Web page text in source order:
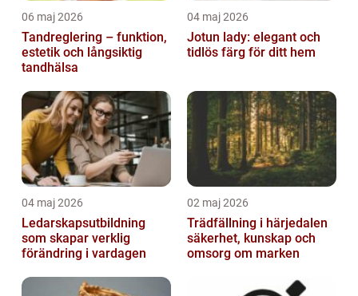
06 maj 2026
Tandreglering – funktion,
estetik och långsiktig
tandhälsa
04 maj 2026
Jotun lady: elegant och
tidlös färg för ditt hem
04 maj 2026
Ledarskapsutbildning
som skapar verklig
förändring i vardagen
02 maj 2026
Trädfällning i härjedalen
säkerhet, kunskap och
omsorg om marken